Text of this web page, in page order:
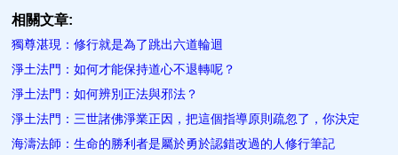
相關文章:
獨尊湛現：修行就是為了跳出六道輪迴
淨土法門：如何才能保持道心不退轉呢？
淨土法門：如何辨別正法與邪法？
淨土法門：三世諸佛淨業正因，把這個指導原則疏忽了，你決定
海濤法師：生命的勝利者是屬於勇於認錯改過的人修行筆記